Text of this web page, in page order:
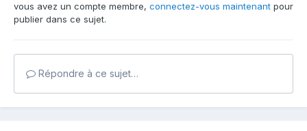
vous avez un compte membre, connectez-vous maintenant pour
publier dans ce sujet.
Répondre à ce sujet…